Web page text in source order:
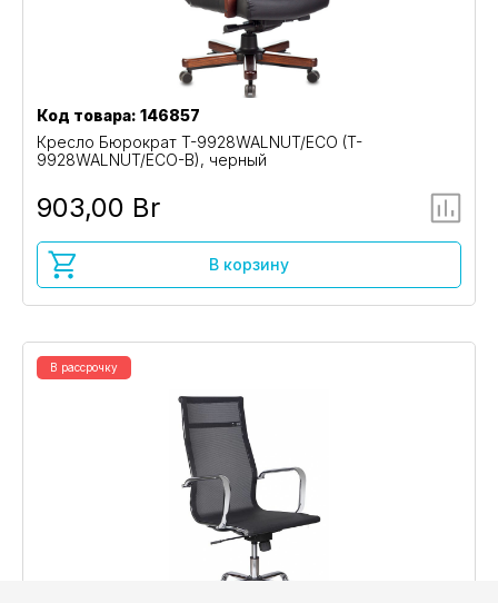
Код товара: 146857
Кресло Бюрократ T-9928WALNUT/ECO (T-
9928WALNUT/ECO-B), черный
903,00 Br
В корзину
В рассрочку